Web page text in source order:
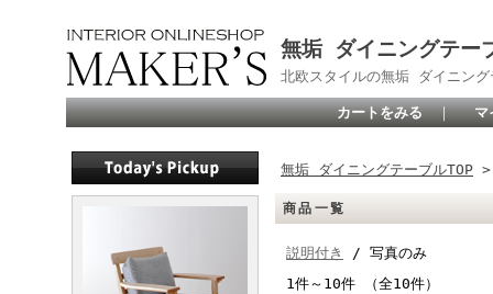
無垢 ダイニングテー
北欧スタイルの無垢 ダイニン
カートをみる ｜ マ
無垢 ダイニングテーブルTOP
商品一覧
説明付き
/ 写真のみ
1件～10件 （全10件）